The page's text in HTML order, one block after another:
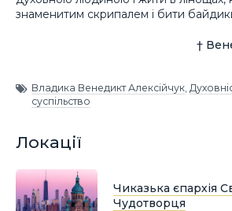
знаменитим скрипалем і бити
†
Владика Венедикт Алексійчук
суспільство
Локації
Чиказька єпархія
Чудотворця